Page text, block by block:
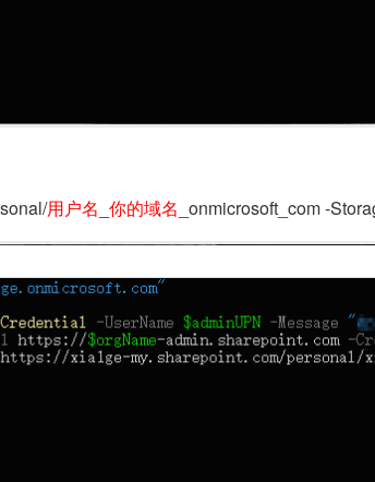
用户名 你的域名 _onmicrosoft_com -